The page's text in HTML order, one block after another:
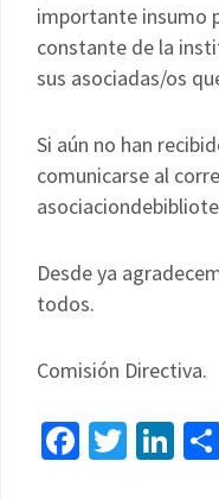
importante insumo
constante de la
sus asociadas/os
Si aún no han
comunicarse al
Desde ya
todos.
Comisión Directiva.